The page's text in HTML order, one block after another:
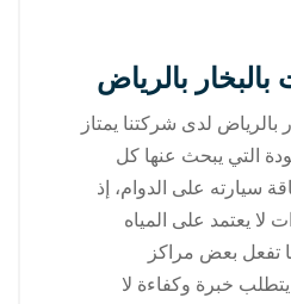
بالرياض
لدى شركتنا يمتاز
التي يبحث عنها كل
سيارته على الدوام، إذ
لا يعتمد على المياه
تفعل بعض مراكز
خبرة وكفاءة لا